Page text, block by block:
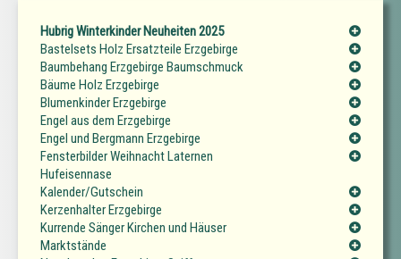
Hubrig Winterkinder Neuheiten 2025
Bastelsets Holz Ersatzteile Erzgebirge
Baumbehang Erzgebirge Baumschmuck
Bäume Holz Erzgebirge
Blumenkinder Erzgebirge
Engel aus dem Erzgebirge
Engel und Bergmann Erzgebirge
Fensterbilder Weihnacht Laternen
Hufeisennase
Kalender/Gutschein
Kerzenhalter Erzgebirge
Kurrende Sänger Kirchen und Häuser
Marktstände